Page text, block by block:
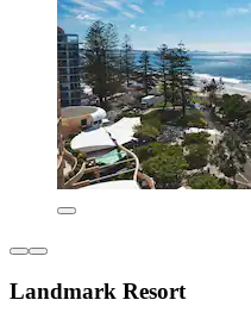
Landmark Resort